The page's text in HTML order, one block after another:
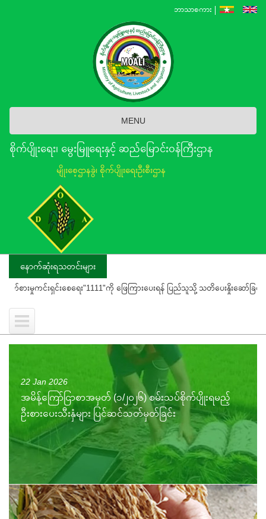
ဘာသာစကား
MENU
စိုက်ပျိုးရေး၊ မွေးမြူရေးနှင့် ဆည်မြောင်း၀န်ကြီးဌာန
မျိုးစေ့ဌာနခွဲ၊ စိုက်ပျိုးရေးဦးစီးဌာန
နောက်ဆုံးရသတင်းများ
စေရေး"1111"ကို ဖြေကြားပေးရန် ပြည်သူသို့ သတိပေးနှိုးဆော်ခြင်း ကွင်း
22 Jan 2026
အမိန့်ကြော်ငြာစာအမှတ် (၁/၂၀၂၆) စမ်းသပ်စိုက်ပျိုးရမည့်
ဦးစားပေးသီးနှံများ ပြင်ဆင်သတ်မှတ်ခြင်း